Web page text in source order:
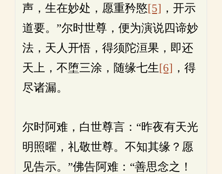
声，生在妙处，愿重矜愍[5] ，开示
道要。”尔时世尊，便为演说四谛妙
法，天人开悟，得须陀洹果，即还
天上，不堕三涂，随缘七生[6] ，得
尽诸漏。
尔时阿难，白世尊言：“昨夜有天光
明照曜，礼敬世尊。不知其缘？愿
见告示。”佛告阿难：“善思念之！